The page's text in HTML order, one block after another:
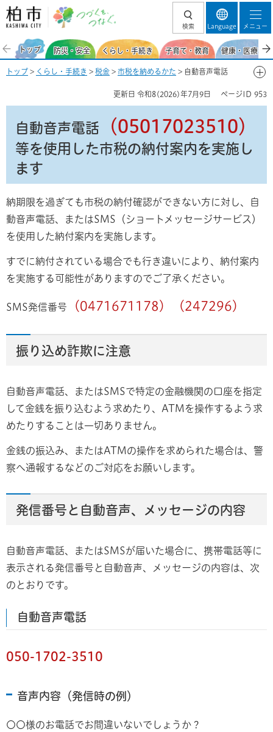
柏市 つづくを、
検索 Language メニュー
トップ 防災・安全 くらし・手続き 子育て・教育 健康・医療・
トップ > くらし・手続き > 税金 > 市税を納めるかた > 自動音声電話
更新日 令和8(2026)年7月9日 ページID 953
自動音声電話 （05017023510）
等を使用した市税の納付案内を実施し
ます
納期限を過ぎても市税の納付確認ができない方に対し、自
動音声電話、またはSMS（ショートメッセージサービス）
を使用した納付案内を実施します。
すでに納付されている場合でも行き違いにより、納付案内
を実施する可能性がありますのでご了承ください。
SMS発信番号 （0471671178）（247296）
振り込め詐欺に注意
自動音声電話、またはSMSで特定の金融機関の口座を指定
して金銭を振り込むよう求めたり、ATMを操作するよう求
めたりすることは一切ありません。
金銭の振込み、またはATMの操作を求められた場合は、警
察へ通報するなどのご対応をお願いします。
発信番号と自動音声、メッセージの内容
自動音声電話、またはSMSが届いた場合に、携帯電話等に
表示される発信番号と自動音声、メッセージの内容は、次
のとおりです。
自動音声電話
050-1702-3510
音声内容（発信時の例）
〇〇様のお電話でお間違いないでしょうか？